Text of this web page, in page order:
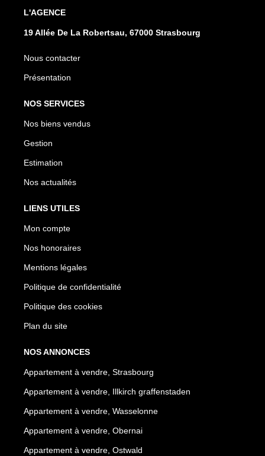
L'AGENCE
19 Allée De La Robertsau, 67000 Strasbourg
Nous contacter
Présentation
NOS SERVICES
Nos biens vendus
Gestion
Estimation
Nos actualités
LIENS UTILES
Mon compte
Nos honoraires
Mentions légales
Politique de confidentialité
Politique des cookies
Plan du site
NOS ANNONCES
Appartement à vendre, Strasbourg
Appartement à vendre, Illkirch graffenstaden
Appartement à vendre, Wasselonne
Appartement à vendre, Obernai
Appartement à vendre, Ostwald